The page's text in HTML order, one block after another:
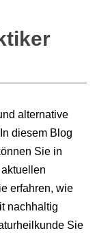
alternative
diesem Blog
Sie in
erfahren, wie
nachhaltig
Sie